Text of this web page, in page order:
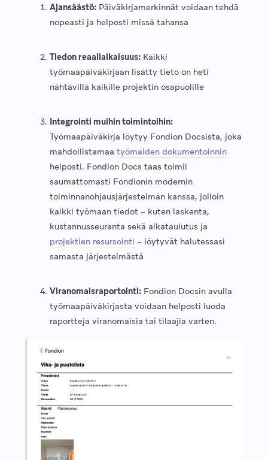
Ajansäästö:Päiväkirjamerkinnät voidaan tehdä
nopeasti ja helposti missä tahansa
Tiedon reaaliaikaisuus:Kaikki
työmaapäiväkirjaan lisätty tieto on heti
nähtävillä kaikille projektin osapuolille
Integrointi muihin toimintoihin:
Työmaapäiväkirja löytyy Fondion Docsista, joka
mahdollistamaa työmaiden dokumentoinnin
helposti. Fondion Docs taas toimii
saumattomasti Fondionin modernin
toiminnanohjausjärjestelmän kanssa, jolloin
kaikki työmaan tiedot – kuten laskenta,
kustannusseuranta sekä aikataulutus ja
projektien resursointi – löytyvät halutessasi
samasta järjestelmästä
Viranomaisraportointi:Fondion Docsin avulla
työmaapäiväkirjasta voidaan helposti luoda
raportteja viranomaisia tai tilaajia varten.